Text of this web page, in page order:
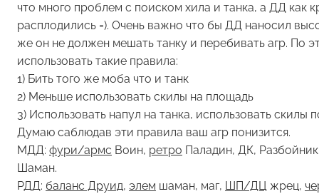
что много проблем с поиском хила и танка, а ДД как
расплодились =). Очень важно что бы ДД наносил
же он не должен мешать танку и перебивать агр. По
использовать такие правила:
1) Бить того же моба что и танк
2) Меньше использовать скилы на площадь
3) Использовать напул на танка, использовать
Думаю саблюдав эти правила ваш агр понизится.
МДД: фури/армс Воин, ретро Паладин, ДК,
Шаман.
РДД: баланс Друид, элем шаман, маг, ШП/ДЦ жрец,